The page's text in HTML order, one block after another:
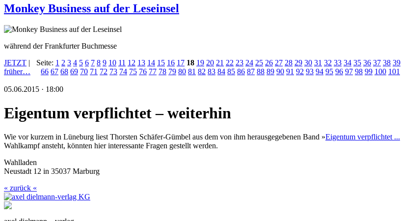
Monkey Business auf der Leseinsel
während der Frankfurter Buchmesse
JETZT |
früher…
Seite: 1 2 3 4 5 6 7 8 9 10 11 12 13 14 15 16 17 18 19 20 21 22 23 24 25 26 27 28 29 30 31 32 33 34 35 36 37 38 39
66 67 68 69 70 71 72 73 74 75 76 77 78 79 80 81 82 83 84 85 86 87 88 89 90 91 92 93 94 95 96 97 98 99 100 101
05.06.2015 · 18:00
Eigentum verpflichtet – weiterhin
Wie vor kurzem in Lüneburg liest Thorsten Schäfer-Gümbel aus dem von ihm herausgegebenen Band »Eigentum verpflichtet ...
Wahlkampf ansteht, könnten hier interessante Fragen gestellt werden.
Wahlladen
Neustadt 12 in 35037 Marburg
« zurück «